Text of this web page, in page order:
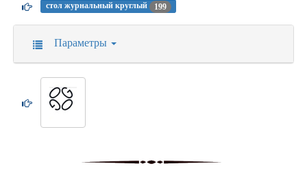
стол журнальный круглый 199
Параметры